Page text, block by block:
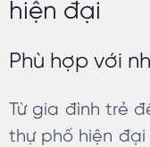
hiện đại
Phù hợp với
Từ gia đình trẻ
thự phố hiện